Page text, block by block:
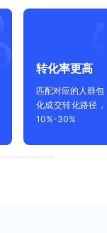
转化率更高
匹配对应的人群包
化成交转化路径
10%-30%